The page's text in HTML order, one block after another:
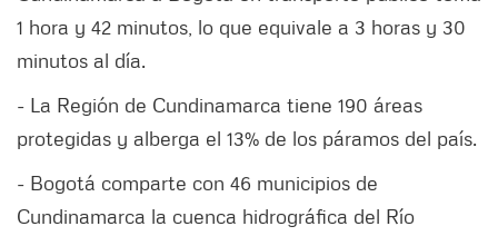
1 hora y 42 minutos, lo que equivale a 3 horas y 30
minutos al día.
- La Región de Cundinamarca tiene 190 áreas
protegidas y alberga el 13% de los páramos del país.
- Bogotá comparte con 46 municipios de
Cundinamarca la cuenca hidrográfica del Río